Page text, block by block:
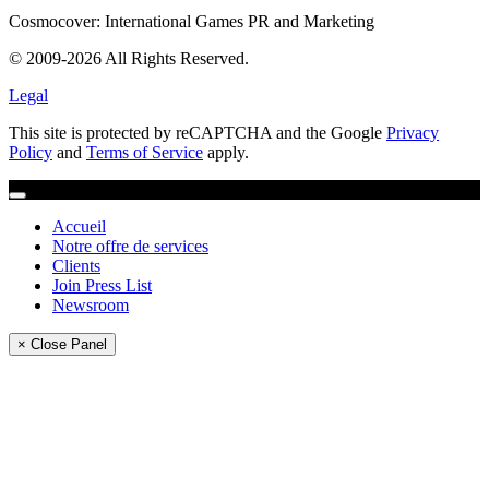
Cosmocover: International Games PR and Marketing
© 2009-2026 All Rights Reserved.
Legal
This site is protected by reCAPTCHA and the Google Privacy
Policy and Terms of Service apply.
Accueil
Notre offre de services
Clients
Join Press List
Newsroom
× Close Panel